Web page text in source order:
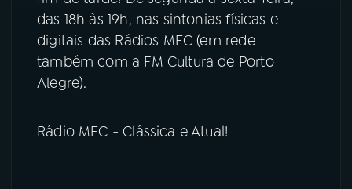
das 18h às 19h, nas sintonias físicas e
digitais das Rádios MEC (em rede
também com a FM Cultura de Porto
Alegre).
Rádio MEC - Clássica e Atual!